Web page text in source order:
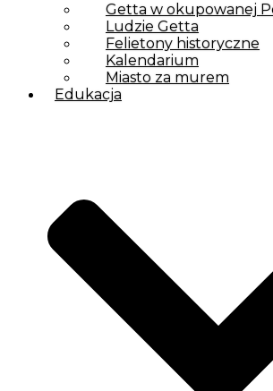
Getta w okupowanej
Ludzie Getta
Felietony historyczne
Kalendarium
Miasto za murem
Edukacja